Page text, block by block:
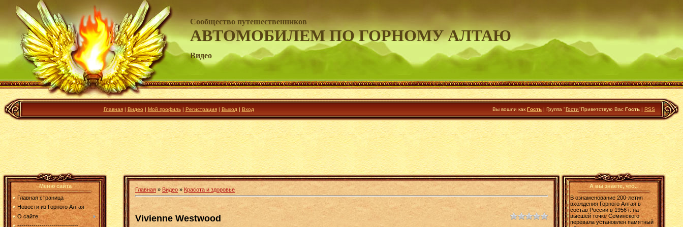
Сообщество путешественников
АВТОМОБИЛЕМ ПО ГОРНОМУ АЛТАЮ
Видео
Главная| Видео| Мой профиль| Регистрация| Выход | Вход Вы вошли как Гость | Группа "Гости"Приветствую Вас Гость | RSS
Меню сайта
Главная страница
Новости из Горного Алтая
О сайте
------------------------------
Главная » Видео» Красота и здоровье
Vivienne Westwood
А вы знаете, что..
В ознаменование 200-летия
вхождения Горного Алтая в
состав России в 1956 г. на
высшей точке Семинского
перевала установлен памятный